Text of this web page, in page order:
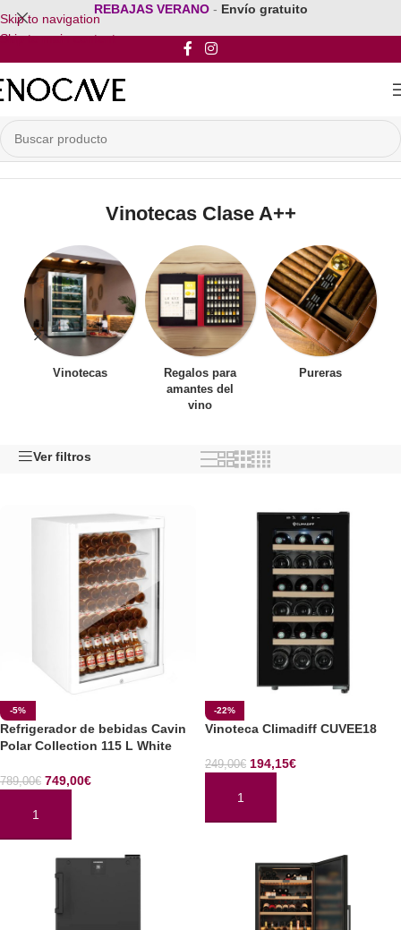
Skip to navigation
Skip to main content
REBAJAS VERANO - Envío gratuito
Inicio/Por Clasificación Energética/Vinotecas Clase A++
Vinotecas Clase A++
Vinotecas
Regalos para
amantes del
vino
Pureras
Ver filtros
-5%
Refrigerador de bebidas Cavin
Polar Collection 115 L White
789,00€ 749,00€
AÑADIR AL CARRITO
-22%
Vinoteca Climadiff CUVEE18
249,00€ 194,15€
AÑADIR AL CARRITO